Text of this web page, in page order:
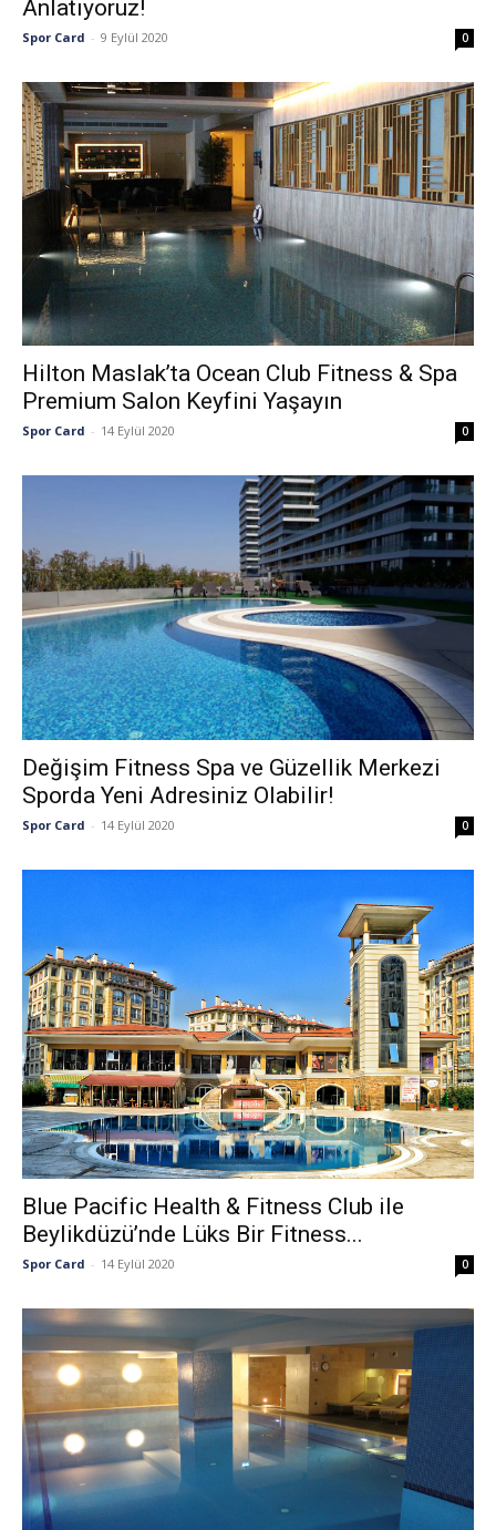
Anlatıyoruz!
Spor Card - 9 Eylül 2020 0
Hilton Maslak’ta Ocean Club Fitness & Spa
Premium Salon Keyfini Yaşayın
Spor Card - 14 Eylül 2020 0
Değişim Fitness Spa ve Güzellik Merkezi
Sporda Yeni Adresiniz Olabilir!
Spor Card - 14 Eylül 2020 0
Blue Pacific Health & Fitness Club ile
Beylikdüzü’nde Lüks Bir Fitness...
Spor Card - 14 Eylül 2020 0